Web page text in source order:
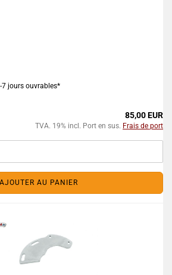
7 jours ouvrables*
85,00 EUR
TVA. 19% incl. Port en sus. Frais de port
AJOUTER AU PANIER